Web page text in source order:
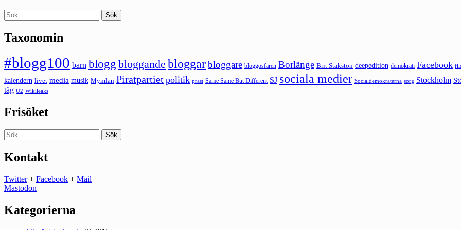
Sök
efter:
Taxonomin
#blogg100 barn blogg bloggande bloggarbloggare bloggosfären Borlänge Brit Stakston deepedition demokrati Facebook
kalendern livet media musik Mymlan Piratpartiet politik präst Same Same But Different SJ sociala medier Socialdemokraterna sorg Stockholm
tåg U2 Wikileaks
Frisöket
Sök
efter:
Kontakt
Twitter+ Facebook + Mail
Mastodon
Kategorierna